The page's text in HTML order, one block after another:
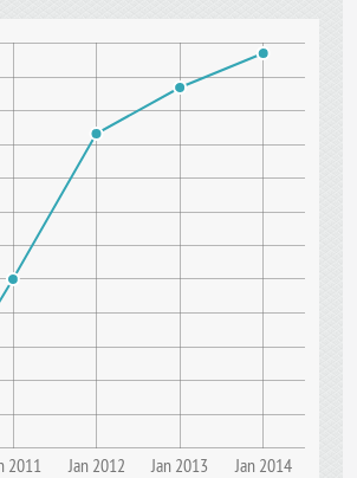
2011 Jan 2012 Jan 2013
Jan 2014